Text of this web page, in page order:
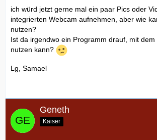
ich würd jetzt gerne mal ein paar Pics oder
integrierten Webcam aufnehmen, aber wie
nutzen?
Ist da irgendwo ein Programm drauf, mit
nutzen kann?
Lg, Samael
Geneth
Kaiser